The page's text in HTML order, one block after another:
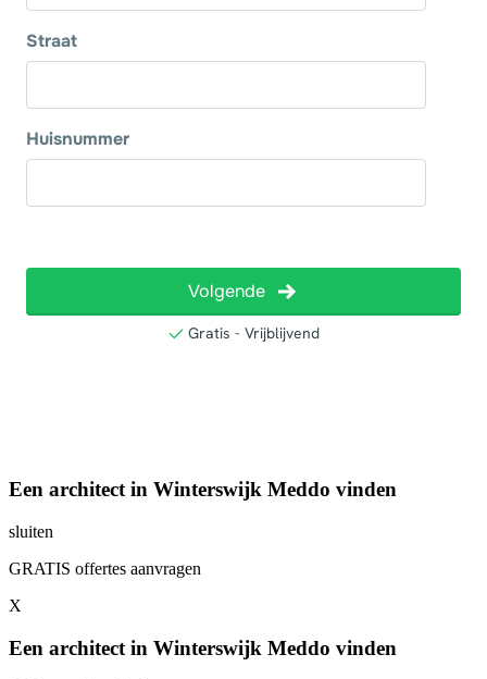
Een architect in Winterswijk Meddo vinden
sluiten
GRATIS offertes aanvragen
X
Een architect in Winterswijk Meddo vinden